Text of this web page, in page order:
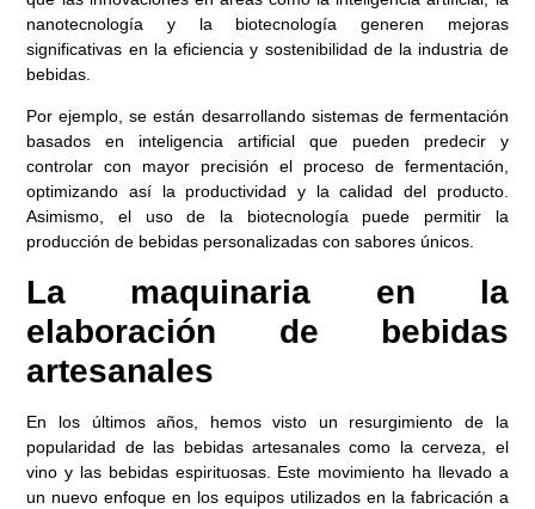
nanotecnología y la biotecnología generen mejoras
significativas en la eficiencia y sostenibilidad de la industria de
bebidas.
Por ejemplo, se están desarrollando sistemas de fermentación
basados ​​en inteligencia artificial que pueden predecir y
controlar con mayor precisión el proceso de fermentación,
optimizando así la productividad y la calidad del producto.
Asimismo, el uso de la biotecnología puede permitir la
producción de bebidas personalizadas con sabores únicos.
La maquinaria en la
elaboración de bebidas
artesanales
En los últimos años, hemos visto un resurgimiento de la
popularidad de las bebidas artesanales como la cerveza, el
vino y las bebidas espirituosas. Este movimiento ha llevado a
un nuevo enfoque en los equipos utilizados en la fabricación a